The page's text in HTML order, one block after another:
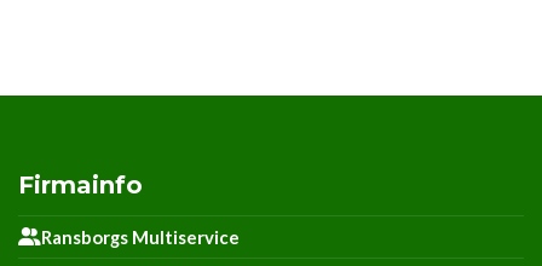
Firmainfo
Ransborgs Multiservice